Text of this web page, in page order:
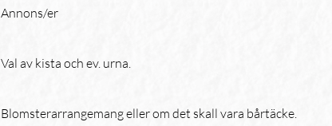
Annons/er
Val av kista och ev. urna.
Blomsterarrangemang eller om det skall vara bårtäcke.